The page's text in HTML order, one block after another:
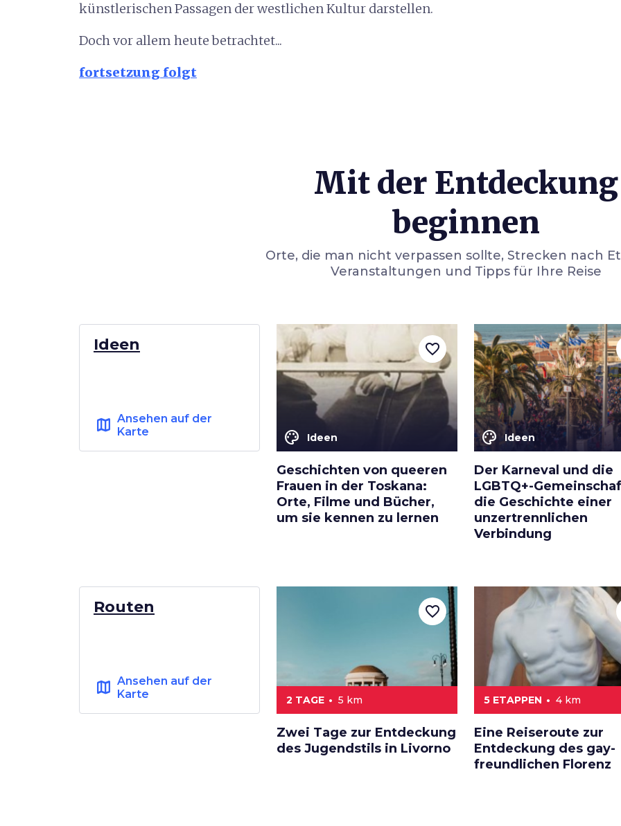
künstlerischen Passagen der westlichen Kultur darstellen.
Doch vor allem heute betrachtet...
fortsetzung folgt
Mit der Entdeckung
beginnen
Orte, die man nicht verpassen sollte, Strecken nach
Veranstaltungen und Tipps für Ihre Reise
Ideen
map Ansehen auf der
Karte
color_lens Ideen
Geschichten von queeren
Frauen in der Toskana:
Orte, Filme und Bücher,
um sie kennen zu lernen
favorite_border
color_lens Ideen
Der Karneval und die
LGBTQ+-
die Geschichte einer
unzertrennlichen
Verbindung
Routen
map Ansehen auf der
Karte
2 TAGE 5 km
Zwei Tage zur Entdeckung
des Jugendstils in Livorno
favorite_border
5 ETAPPEN 4 km
Eine Reiseroute zur
Entdeckung des gay-
freundlichen Florenz